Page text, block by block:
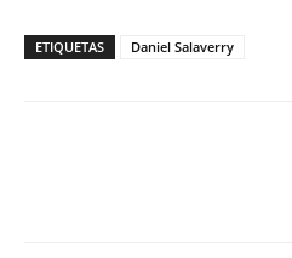
ETIQUETAS Daniel Salaverry